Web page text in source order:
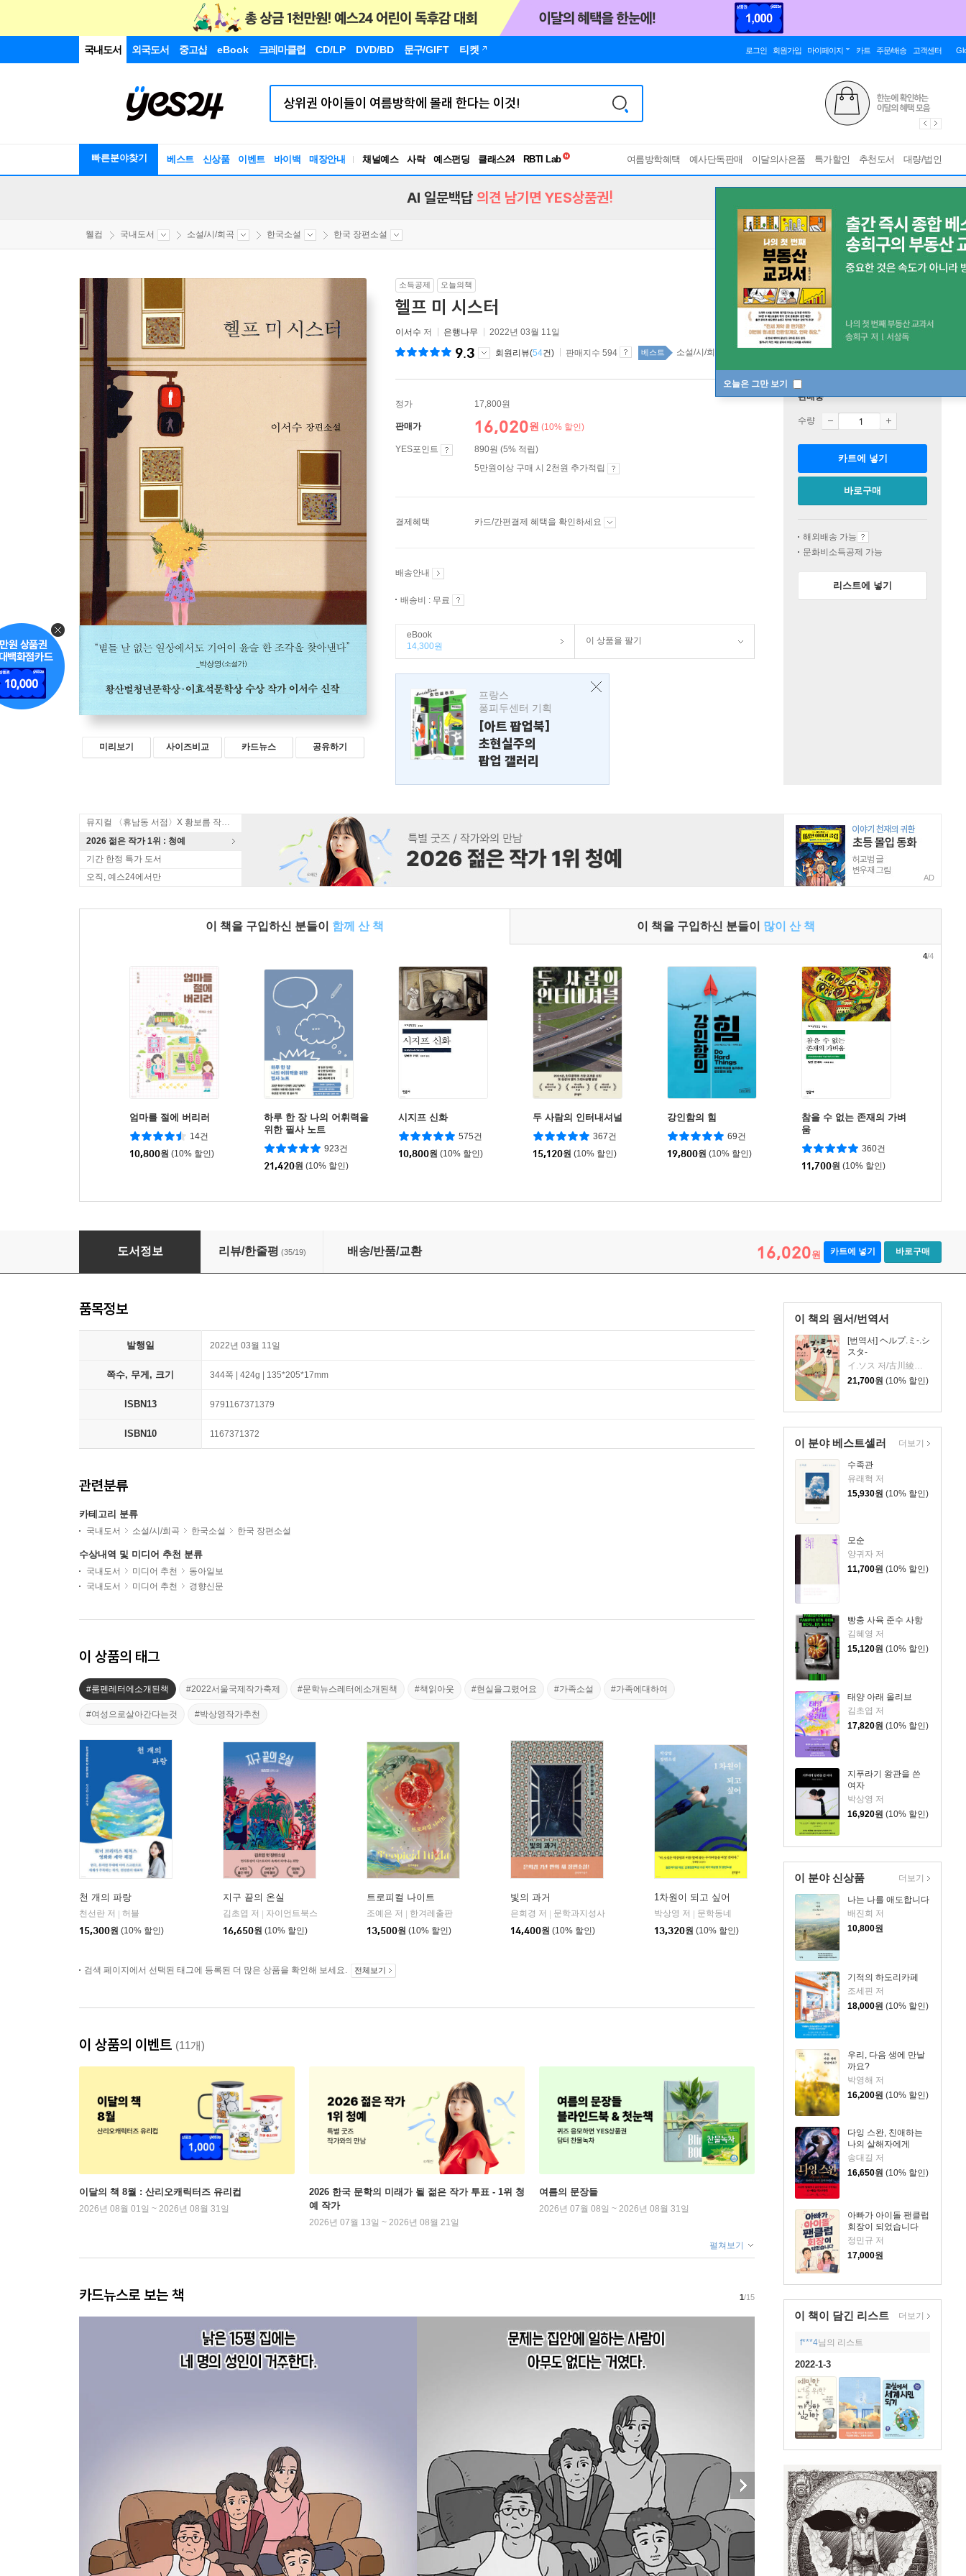
국내도서 외국도서 중고샵 eBook 크레마클럽 CD/LP DVD/BD 문구/GIFT 티켓 로그인 회원가입 마이페이지 카트 주문/배송 고객센터
빠른분야찾기 베스트 신상품 이벤트 바이백 매장안내 채널예스 사락 예스펀딩 클래스24
RBTI Lab
독서유형검사
여름방학혜택 예사단독판매 이달의사은품 특가할인 추천도서 대량/법인
오늘은 그만 보기
AI 일문백답 의견 남기면 YES상품권!
웰컴 국내도서 소설/시/희곡 한국소설 한국 장편소설
미리보기 사이즈비교 카드뉴스 공유하기
소득공제 오늘의책
헬프 미 시스터
이서수 저 은행나무 2022년 03월 11일
9.3 회원리뷰(54건) 판매지수 594 베스트 소설/시/희곡 top100 5주
정가 17,800원
판매가 16,020원 (10% 할인)
YES포인트
890원 (5% 적립)
5만원이상 구매 시 2천원 추가적립
결제혜택 카드/간편결제 혜택을 확인하세요
배송안내
배송비 : 무료
eBook
14,300원
이 상품을 팔기
프랑스
퐁피두센터 기획
[아트 팝업북]
초현실주의
팝업 갤러리
판매중
수량
카트에 넣기
바로구매
해외배송 가능
문화비소득공제 가능
리스트에 넣기
뮤지컬 〈휴남동 서점〉X 황보름 작가 북토크
2026 젊은 작가 1위 : 청예
기간 한정 특가 도서
오직, 예스24에서만
AD
이 책을 구입하신 분들이 함께 산 책 이 책을 구입하신 분들이 많이 산 책
엄마를 절에 버리러
14건
10,800원 (10% 할인)
하루 한 장 나의 어휘력을
위한 필사 노트
923건
21,420원 (10% 할인)
시지프 신화
575건
10,800원 (10% 할인)
두 사람의 인터내셔널
367건
15,120원 (10% 할인)
강인함의 힘
69건
19,800원 (10% 할인)
참을 수 없는 존재의 가벼
움
360건
11,700원 (10% 할인)
4/4
헬프 미 시스터
도서정보 리뷰/한줄평 (35/19) 배송/반품/교환 16,020원 카트에 넣기 바로구매
이 책의 원서/번역서
[번역서] ヘルプ.ミ-.シ
スタ-
イ.ソス 저/古川綾子 역
21,700원 (10% 할인)
이 분야 베스트셀러
수족관
유래혁 저
15,930원 (10% 할인)
모순
양귀자 저
11,700원 (10% 할인)
빵충 사육 준수 사항
김혜영 저
15,120원 (10% 할인)
태양 아래 올리브
김초엽 저
17,820원 (10% 할인)
지푸라기 왕관을 쓴
여자
박상영 저
16,920원 (10% 할인)
더보기
이 분야 신상품
나는 나를 애도합니다
배진희 저
10,800원
기적의 하도리카페
조세핀 저
18,000원 (10% 할인)
우리, 다음 생에 만날
까요?
박영해 저
16,200원 (10% 할인)
다잉 스완, 친애하는
나의 살해자에게
송대길 저
16,650원 (10% 할인)
아빠가 아이돌 팬클럽
회장이 되었습니다
정민규 저
17,000원
더보기
이 책이 담긴 리스트 더보기
f***4님의 리스트
2022-1-3
품목정보
발행일 2022년 03월 11일
쪽수, 무게, 크기 344쪽 | 424g | 135*205*17mm
ISBN13 9791167371379
ISBN10 1167371372
관련분류
카테고리 분류
국내도서 소설/시/희곡 한국소설 한국 장편소설
수상내역 및 미디어 추천 분류
국내도서 미디어 추천
동아일보
국내도서
미디어 추천 경향신문
이 상품의 태그
#룸펜레터에소개된책 #2022서울국제작가축제 #문학뉴스레터에소개된책 #책읽아웃 #현실을그렸어요 #가족소설 #가족에대하여
#여성으로살아간다는것 #박상영작가추천
천 개의 파랑
천선란 저
허블
15,300원 (10% 할인)
지구 끝의 온실
김초엽 저
자이언트북스
16,650원 (10% 할인)
트로피컬 나이트
조예은 저
한겨레출판
13,500원 (10% 할인)
빛의 과거
은희경 저
문학과지성사
14,400원 (10% 할인)
1차원이 되고 싶어
박상영 저
문학동네
13,320원 (10% 할인)
검색 페이지에서 선택된 태그에 등록된 더 많은 상품을 확인해 보세요. 전체보기
이 상품의 이벤트 (11개)
이달의 책 8월 : 산리오캐릭터즈 유리컵
2026년 08월 01일 ~ 2026년 08월 31일
2026 한국 문학의 미래가 될 젊은 작가 투표 - 1위 청
예 작가
2026년 07월 13일 ~ 2026년 08월 21일
여름의 문장들
2026년 07월 08일 ~ 2026년 08월 31일
펼쳐보기
카드뉴스로 보는 책 1/15